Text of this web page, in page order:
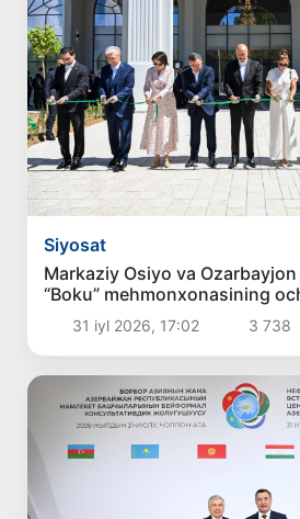
Siyosat
Markaziy Osiyo va
“Boku” mehmonxonasining
ishtirok etdilar
31 iyl 2026, 17:02 3 738